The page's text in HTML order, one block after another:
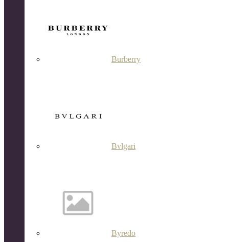
Burberry
Bvlgari
Byredo